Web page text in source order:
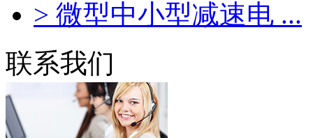
> 微型中小型减速电 ...
联系我们